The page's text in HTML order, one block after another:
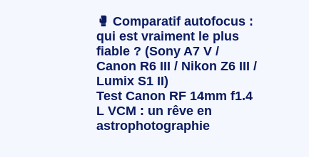
🥊 Comparatif autofocus :
qui est vraiment le plus
fiable ? (Sony A7 V /
Canon R6 III / Nikon Z6 III /
Lumix S1 II)
Test Canon RF 14mm f1.4
L VCM : un rêve en
astrophotographie